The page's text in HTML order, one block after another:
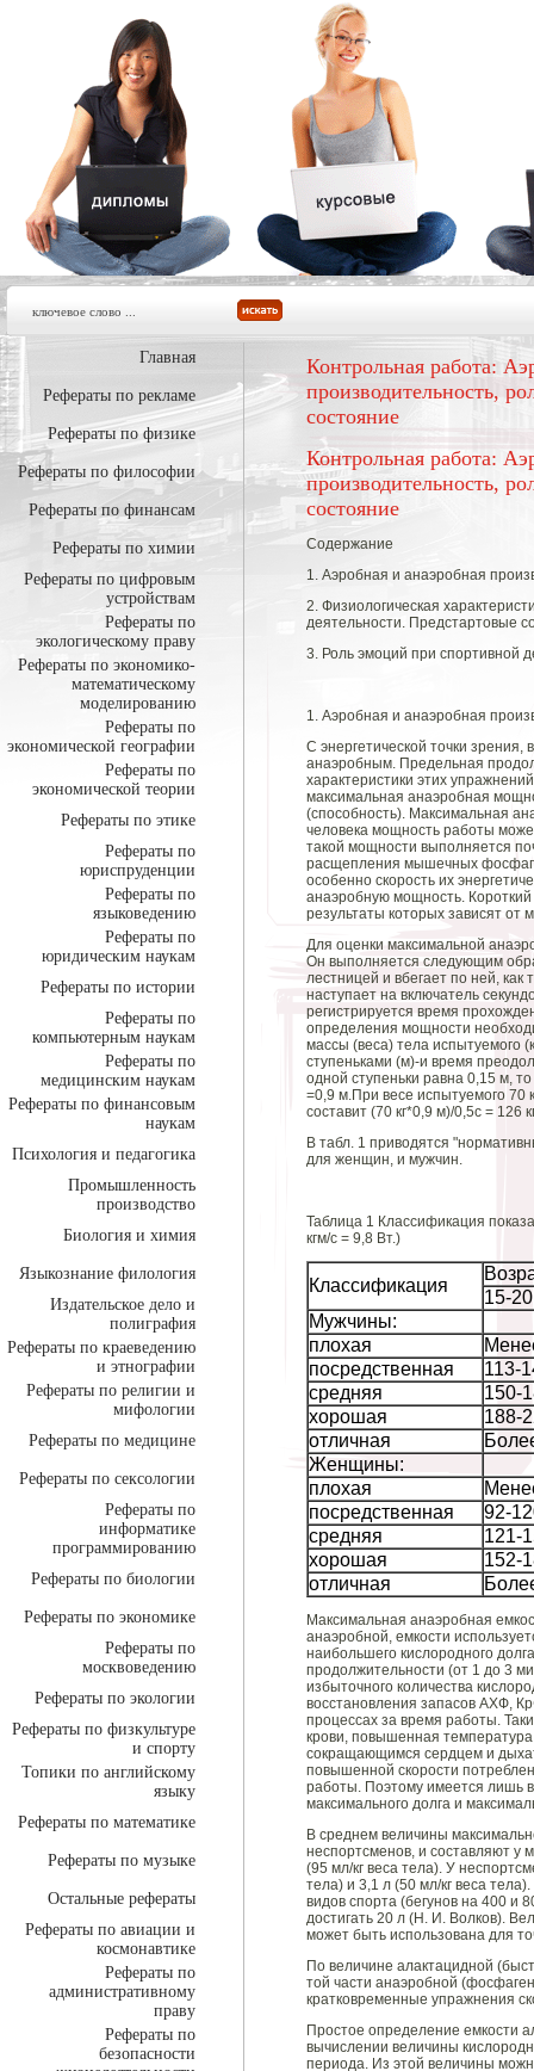
Главная
Рефераты по рекламе
Рефераты по физике
Рефераты по философии
Рефераты по финансам
Рефераты по химии
Рефераты по цифровым
устройствам
Рефераты по
экологическому праву
Рефераты по экономико-
математическому
моделированию
Рефераты по
экономической географии
Рефераты по
экономической теории
Рефераты по этике
Рефераты по
юриспруденции
Рефераты по
языковедению
Рефераты по
юридическим наукам
Рефераты по истории
Рефераты по
компьютерным наукам
Рефераты по
медицинским наукам
Рефераты по финансовым
наукам
Психология и педагогика
Промышленность
производство
Биология и химия
Языкознание филология
Издательское дело и
полиграфия
Рефераты по краеведению
и этнографии
Рефераты по религии и
мифологии
Рефераты по медицине
Рефераты по сексологии
Рефераты по
информатике
программированию
Рефераты по биологии
Рефераты по экономике
Рефераты по
москвоведению
Рефераты по экологии
Рефераты по физкультуре
и спорту
Топики по английскому
языку
Рефераты по математике
Рефераты по музыке
Остальные рефераты
Рефераты по авиации и
космонавтике
Рефераты по
административному
праву
Рефераты по
безопасности
Контрольная работа:
производительность,
состояние
Контрольная работа:
производительность,
состояние
Содержание
1. Аэробная и анаэробная
2. Физиологическая
деятельности. Предстартовые
3. Роль эмоций при спортивной
1. Аэробная и анаэробная
С энергетической точки зрения,
анаэробным. Предельная
характеристики этих
максимальная анаэробная
(способность). Максимальная
человека мощность работы
такой мощности выполняется
расщепления мышечных
особенно скорость их
анаэробную мощность.
результаты которых зависят
Для оценки максимальной
Он выполняется следующим
лестницей и вбегает по ней,
наступает на включатель
регистрируется время
определения мощности
массы (веса) тела испытуемого
ступеньками (м)-и время
одной ступеньки равна 0,15 м,
=0,9 м.При весе испытуемого 70
составит (70 кг*0,9 м)/0,5с = 126
В табл. 1 приводятся
для женщин, и мужчин.
Таблица 1 Классификация
кгм/с = 9,8 Вт.)
Классификация
15-20
Мужчины:
плохая
посредственная
113-
средняя
150-
хорошая
188-
отличная
Женщины:
плохая
посредственная
92-
средняя
121-
хорошая
152-
отличная
Максимальная анаэробная
анаэробной, емкости
наибольшего кислородного
продолжительности (от 1 до 3
избыточного количества
восстановления запасов АХФ,
процессах за время работы.
крови, повышенная
сокращающимся сердцем и
повышенной скорости
работы. Поэтому имеется лишь
максимального долга и
В среднем величины
неспортсменов, и составляют у
(95 мл/кг веса тела). У
тела) и 3,1 л (50 мл/кг веса
видов спорта (бегунов на 400 и
достигать 20 л (Н. И. Волков).
может быть использована для
По величине алактацидной
той части анаэробной
кратковременные упражнения
Простое определение емкости
вычислении величины
периода. Из этой величины